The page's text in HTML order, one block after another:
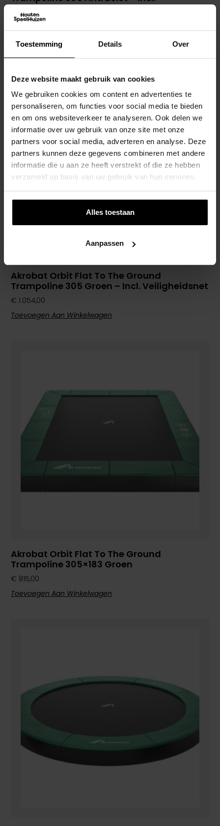
Toestemming Details Over
Deze website maakt gebruik van cookies
We gebruiken cookies om content en advertenties te
personaliseren, om functies voor social media te bieden
en om ons websiteverkeer te analyseren. Ook delen we
informatie over uw gebruik van onze site met onze
partners voor social media, adverteren en analyse. Deze
partners kunnen deze gegevens combineren met andere
informatie die u aan ze heeft verstrekt of die ze hebben
verzameld op basis van uw gebruik van hun services.
Alles toestaan
Aanpassen
Veiligheidsnet
€1.054,00
Akrobat Orbit Flat To The Ground
Trampoline 305 Groen – Incl. Veiligheidsnet
€ 1.054,00
Toevoegen Aan Winkelwagen
Akrobat Orbit Flat To The Ground
Trampoline 305×183 Groen
€ 815,00
Toevoegen Aan Winkelwagen